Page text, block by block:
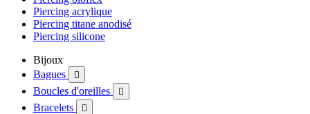
Piercing acrylique
Piercing titane anodisé
Piercing silicone
Bijoux
Bagues

Boucles d'oreilles 
Bracelets 